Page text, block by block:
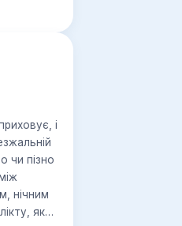
і
чи пізно
нічним
який